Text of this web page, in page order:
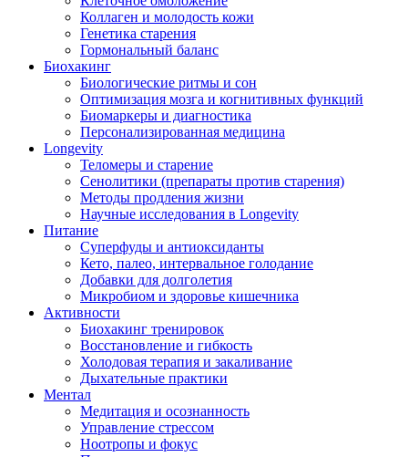
Коллаген и молодость кожи
Генетика старения
Гормональный баланс
Биохакинг
Биологические ритмы и сон
Оптимизация мозга и когнитивных функций
Биомаркеры и диагностика
Персонализированная медицина
Longevity
Теломеры и старение
Сенолитики (препараты против старения)
Методы продления жизни
Научные исследования в Longevity
Питание
Суперфуды и антиоксиданты
Кето, палео, интервальное голодание
Добавки для долголетия
Микробиом и здоровье кишечника
Активности
Биохакинг тренировок
Восстановление и гибкость
Холодовая терапия и закаливание
Дыхательные практики
Ментал
Медитация и осознанность
Управление стрессом
Ноотропы и фокус